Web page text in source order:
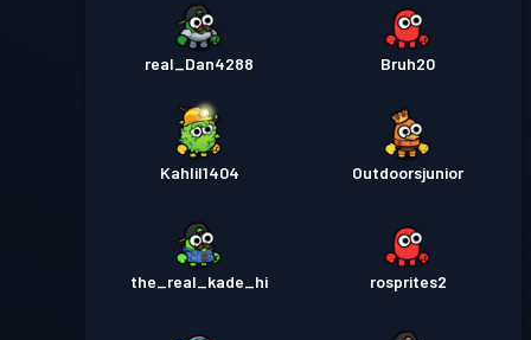
real_Dan4288 Bruh20
Kahlil1404 Outdoorsjunior
the_real_kade_hi rosprites2